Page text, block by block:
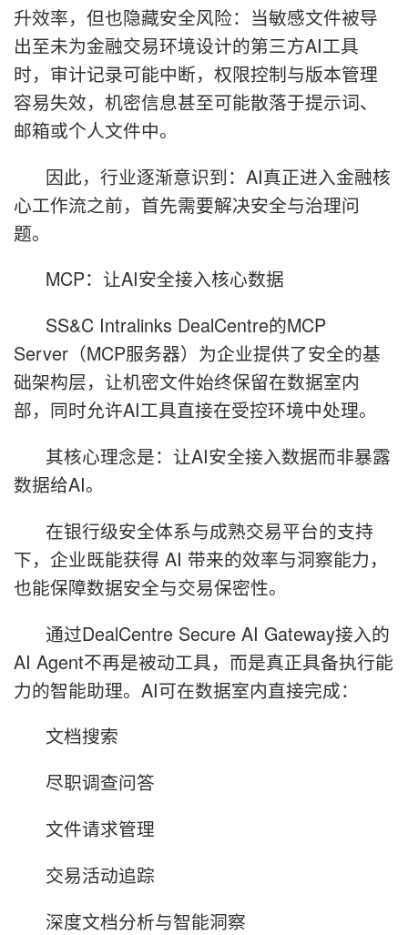
升效率，但也隐藏安全风险：当敏感文件被导
出至未为金融交易环境设计的第三方AI工具
时，审计记录可能中断，权限控制与版本管理
容易失效，机密信息甚至可能散落于提示词、
邮箱或个人文件中。
因此，行业逐渐意识到：AI真正进入金融核
心工作流之前，首先需要解决安全与治理问
题。
MCP：让AI安全接入核心数据
SS&C Intralinks DealCentre的MCP
Server（MCP服务器）为企业提供了安全的基
础架构层，让机密文件始终保留在数据室内
部，同时允许AI工具直接在受控环境中处理。
其核心理念是：让AI安全接入数据而非暴露
数据给AI。
在银行级安全体系与成熟交易平台的支持
下，企业既能获得 AI 带来的效率与洞察能力，
也能保障数据安全与交易保密性。
通过DealCentre Secure AI Gateway接入的
AI Agent不再是被动工具，而是真正具备执行能
力的智能助理。AI可在数据室内直接完成：
文档搜索
尽职调查问答
文件请求管理
交易活动追踪
深度文档分析与智能洞察